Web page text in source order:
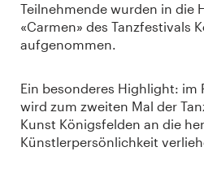
Teilnehmende wurden in die
«Carmen» des Tanzfestivals
aufgenommen.
Ein besonderes Highlight: im
wird zum zweiten Mal der
Kunst Königsfelden an die
Künstlerpersönlichkeit